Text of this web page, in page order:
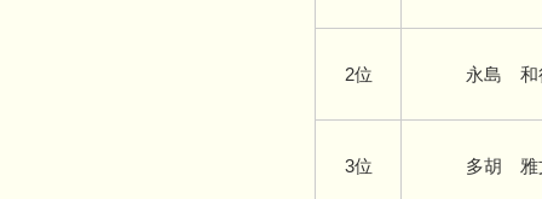
2位 永島 和
3位 多胡 雅